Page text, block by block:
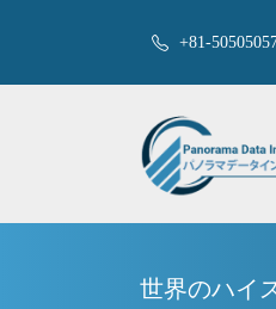
+81-
世界のハイ